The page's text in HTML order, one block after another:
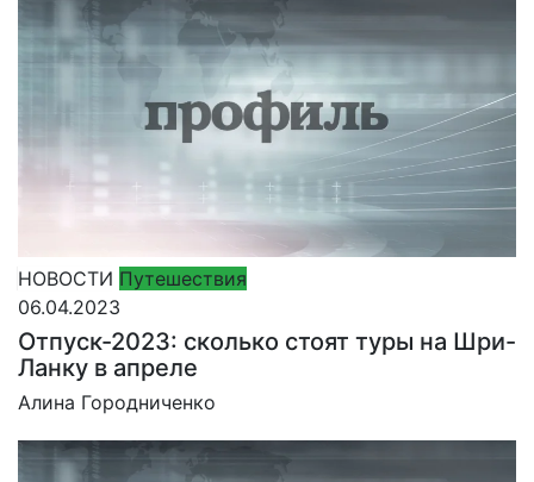
НОВОСТИ Путешествия
06.04.2023
Отпуск-2023: сколько стоят туры на Шри-
Ланку в апреле
Алина Городниченко